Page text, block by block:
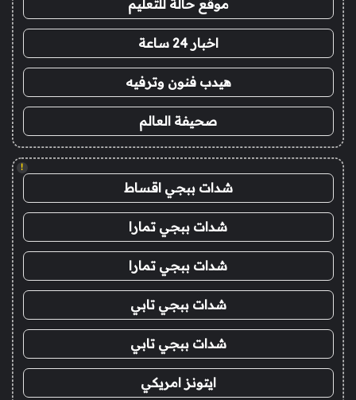
موقع حالة للتعليم
اخبار 24 ساعة
هيدب فنون وترفيه
صحيفة العالم
!
شدات ببجي اقساط
شدات ببجي تمارا
شدات ببجي تمارا
شدات ببجي تابي
شدات ببجي تابي
ايتونز امريكي